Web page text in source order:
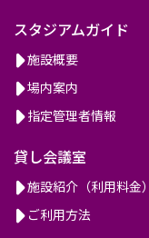
スタジアムガイド
施設概要
場内案内
指定管理者情報
貸し会議室
施設紹介（利用料金）
ご利用方法